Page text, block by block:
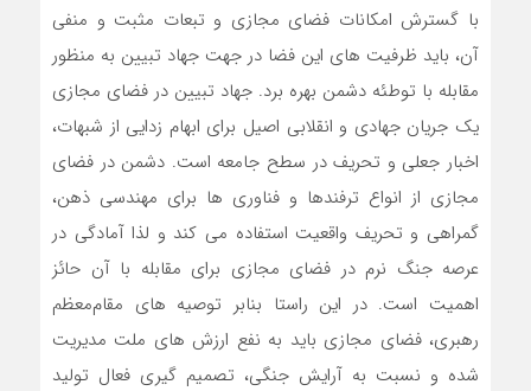
با گسترش امکانات فضای مجازی و تبعات مثبت و منفی
آن، باید ظرفیت های این فضا در جهت جهاد تبیین به منظور
مقابله با توطئه دشمن بهره برد. جهاد تبیین در فضای مجازی
یک جریان جهادی و انقلابی اصیل برای ابهام زدایی از شبهات،
اخبار جعلی و تحریف در سطح جامعه است. دشمن در فضای
مجازی از انواع ترفندها و فناوری ها برای مهندسی ذهن،
گمراهی و تحریف واقعیت استفاده می کند و لذا آمادگی در
عرصه جنگ نرم در فضای مجازی برای مقابله با آن حائز
اهمیت است. در این راستا بنابر توصیه های مقام‌معظم
رهبری، فضای مجازی باید به نفع ارزش های ملت مدیریت
شده و نسبت به آرایش جنگی، تصمیم گیری فعال تولید